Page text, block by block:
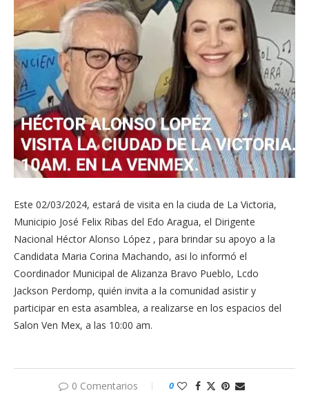
Este 02/03/2024, estará de visita en la ciuda de La Victoria,
Municipio José Felix Ribas del Edo Aragua, el Dirigente
Nacional Héctor Alonso López , para brindar su apoyo a la
Candidata Maria Corina Machando, asi lo informó el
Coordinador Municipal de Alizanza Bravo Pueblo, Lcdo
Jackson Perdomp, quién invita a la comunidad asistir y
participar en esta asamblea, a realizarse en los espacios del
Salon Ven Mex, a las 10:00 am.
0 Comentarios 0